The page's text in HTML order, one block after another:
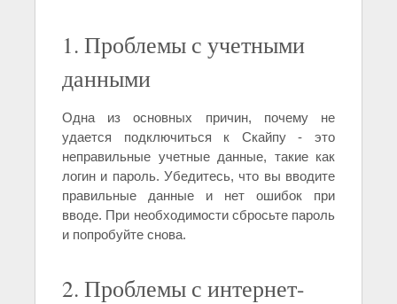
1. Проблемы с учетными
данными
Одна из основных причин, почему не
удается подключиться к Скайпу - это
неправильные учетные данные, такие как
логин и пароль. Убедитесь, что вы вводите
правильные данные и нет ошибок при
вводе. При необходимости сбросьте пароль
и попробуйте снова.
2. Проблемы с интернет-